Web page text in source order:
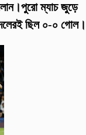
ম্যাচ জুড়ে
ছিল ০-০ গোল।